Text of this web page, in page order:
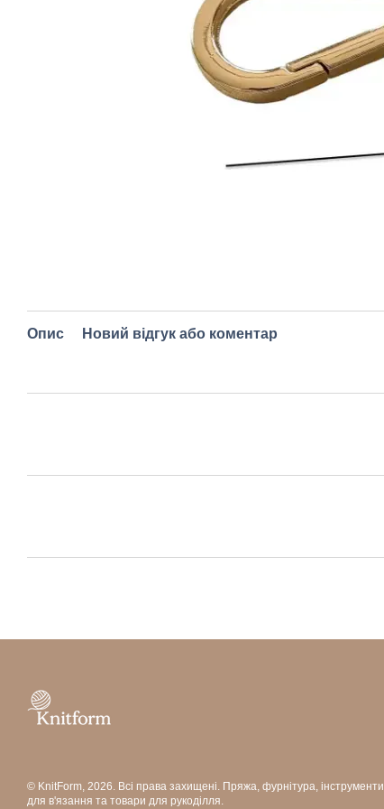
Опис Новий відгук або коментар
© KnitForm, 2026. Всі права захищені. Пряжа, фурнітура, інструменти
для в'язання та товари для рукоділля.